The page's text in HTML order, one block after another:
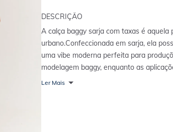
DESCRIÇÃO
A calça baggy sarja com taxas é
urbano.Confeccionada em sarja, ela
uma vibe moderna perfeita para
modelagem baggy, enquanto as
diferenciados e cheios de personalidade.
Ler Mais